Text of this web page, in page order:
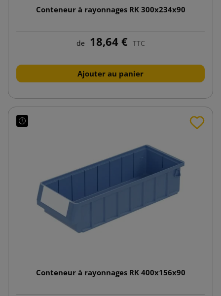
Conteneur à rayonnages RK 300x234x90
de 18,64 € TTC
Ajouter au panier
Conteneur à rayonnages RK 400x156x90